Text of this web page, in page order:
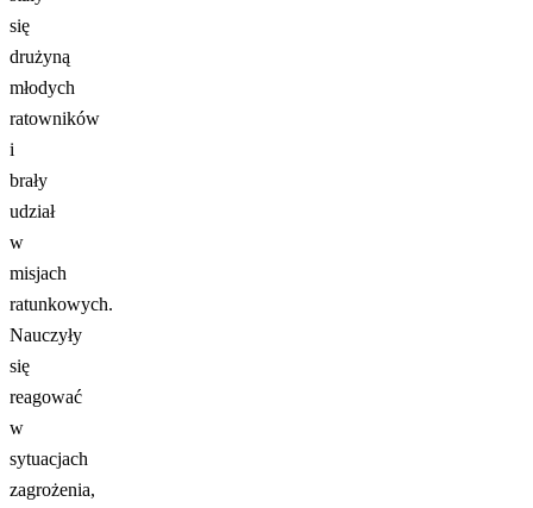
się
drużyną
młodych
ratowników
i
brały
udział
w
misjach
ratunkowych.
Nauczyły
się
reagować
w
sytuacjach
zagrożenia,